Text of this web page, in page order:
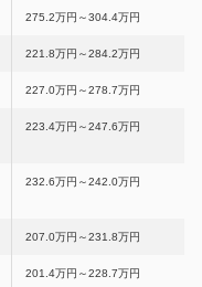
275.2万円～304.4万円
221.8万円～284.2万円
227.0万円～278.7万円
223.4万円～247.6万円
232.6万円～242.0万円
207.0万円～231.8万円
201.4万円～228.7万円